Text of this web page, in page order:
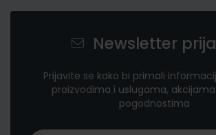
Newsletter
Prijavite se kako bi primali
proizvodima i uslugama,
pogodnostima